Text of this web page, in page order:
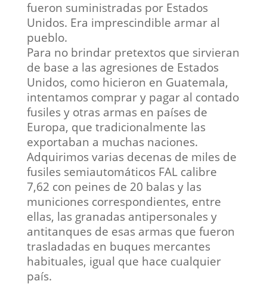
fueron suministradas por Estados
Unidos. Era imprescindible armar al
pueblo.
Para no brindar pretextos que sirvieran
de base a las agresiones de Estados
Unidos, como hicieron en Guatemala,
intentamos comprar y pagar al contado
fusiles y otras armas en países de
Europa, que tradicionalmente las
exportaban a muchas naciones.
Adquirimos varias decenas de miles de
fusiles semiautomáticos FAL calibre
7,62 con peines de 20 balas y las
municiones correspondientes, entre
ellas, las granadas antipersonales y
antitanques de esas armas que fueron
trasladadas en buques mercantes
habituales, igual que hace cualquier
país.